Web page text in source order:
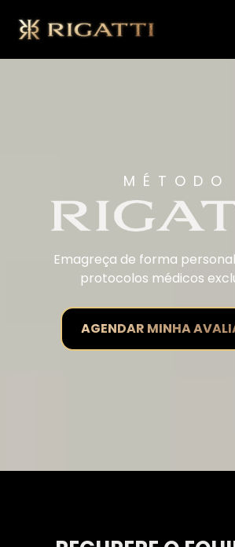
MÉTODO
Emagreça de forma
protocolos médicos
AGENDAR MINHA